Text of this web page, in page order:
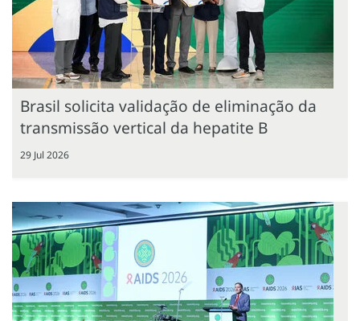
Brasil solicita validação de eliminação da
transmissão vertical da hepatite B
29 Jul 2026